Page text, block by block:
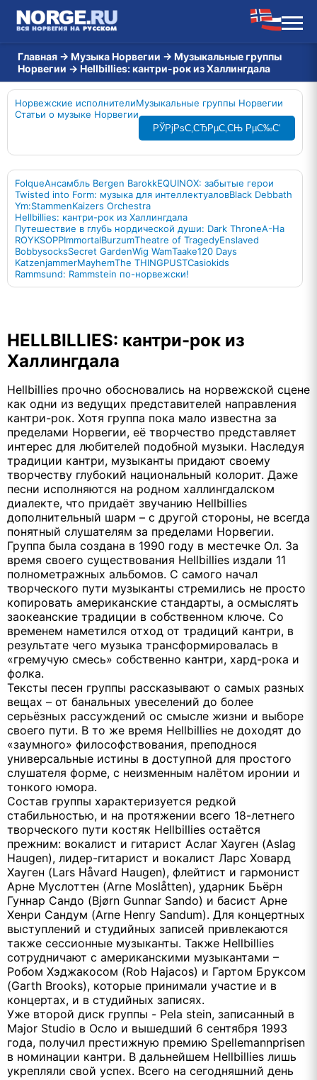
Главная → Музыка Норвегии → Музыкальные группы
Норвегии → Hellbillies: кантри-рок из Халлингдала
Норвежские исполнителиМузыкальные группы Норвегии
Статьи о музыке Норвегии
РЎРјРѕС‚СЂРµС‚СЊ РµС‰С‘
FolqueАнсамбль Bergen BarokkEQUINOX: забытые герои
Twisted into Form: музыка для интеллектуаловBlack Debbath
Ym:StammenKaizers Orchestra
Hellbillies: кантри-рок из Халлингдала
Путешествие в глубь нордической души: Dark ThroneA-Ha
ROYKSOPPImmortalBurzumTheatre of TragedyEnslaved
BobbysocksSecret GardenWig WamTaake120 Days
KatzenjammerMayhemThe THINGPUSTCasiokids
Rammsund: Rammstein по-норвежски!
HELLBILLIES: кантри-рок из
Халлингдала
Hellbillies прочно обосновались на норвежской сцене
как одни из ведущих представителей направления
кантри-рок. Хотя группа пока мало известна за
пределами Норвегии, её творчество представляет
интерес для любителей подобной музыки. Наследуя
традиции кантри, музыканты придают своему
творчеству глубокий национальный колорит. Даже
песни исполняются на родном халлингдалском
диалекте, что придаёт звучанию Hellbillies
дополнительный шарм – с другой стороны, не всегда
понятный слушателям за пределами Норвегии.
Группа была создана в 1990 году в местечке Ол. За
время своего существования Hellbillies издали 11
полнометражных альбомов. С самого начал
творческого пути музыканты стремились не просто
копировать американские стандарты, а осмыслять
заокеанские традиции в собственном ключе. Со
временем наметился отход от традиций кантри, в
результате чего музыка трансформировалась в
«гремучую смесь» собственно кантри, хард-рока и
фолка.
Тексты песен группы рассказывают о самых разных
вещах – от банальных увеселений до более
серьёзных рассуждений ос смысле жизни и выборе
своего пути. В то же время Hellbillies не доходят до
«заумного» философствования, преподнося
универсальные истины в доступной для простого
слушателя форме, с неизменным налётом иронии и
тонкого юмора.
Состав группы характеризуется редкой
стабильностью, и на протяжении всего 18-летнего
творческого пути костяк Hellbillies остаётся
прежним: вокалист и гитарист Аслаг Хауген (Aslag
Haugen), лидер-гитарист и вокалист Ларс Ховард
Хауген (Lars Håvard Haugen), флейтист и гармонист
Арне Муслоттен (Arne Moslåtten), ударник Бьёрн
Гуннар Сандо (Bjørn Gunnar Sando) и басист Арне
Хенри Сандум (Arne Henry Sandum). Для концертных
выступлений и студийных записей привлекаются
также сессионные музыканты. Также Hellbillies
сотрудничают с американскими музыкантами –
Робом Хэджакосом (Rob Hajacos) и Гартом Бруксом
(Garth Brooks), которые принимали участие и в
концертах, и в студийных записях.
Уже второй диск группы - Pela stein, записанный в
Major Studio в Осло и вышедший 6 сентября 1993
года, получил престижную премию Spellemannprisen
в номинации кантри. В дальнейшем Hellbillies лишь
укрепляли свой успех. Всего на сегодняшний день